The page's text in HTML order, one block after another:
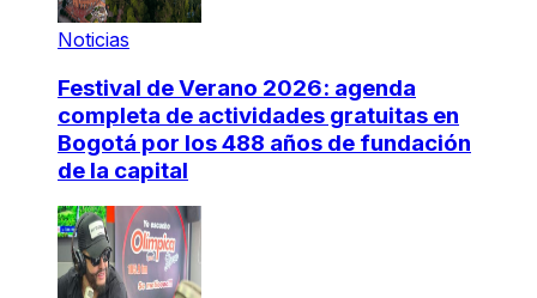
Noticias
Festival de Verano 2026: agenda
completa de actividades gratuitas en
Bogotá por los 488 años de fundación
de la capital